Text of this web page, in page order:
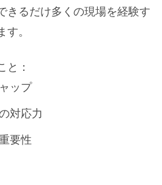
きるだけ多くの現場を経験す
。
と：
ップ
対応力
要性